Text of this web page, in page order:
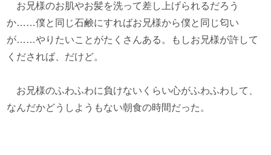
お兄様のお肌やお髪を洗って差し上げられるだろう
か……僕と同じ石鹸にすればお兄様から僕と同じ匂い
が……やりたいことがたくさんある。もしお兄様が許して
くだされば、だけど。
お兄様のふわふわに負けないくらい心がふわふわして、
なんだかどうしようもない朝食の時間だった。